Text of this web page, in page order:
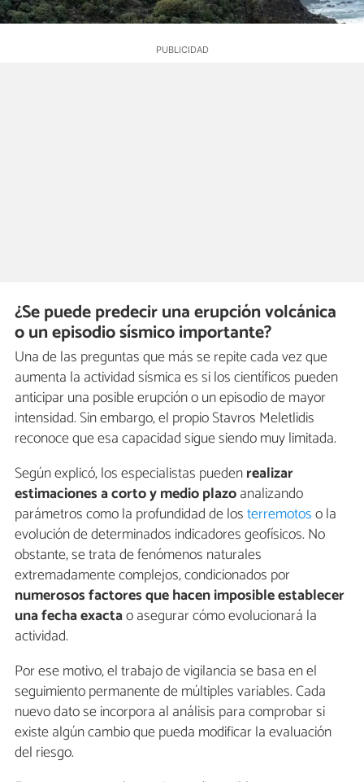
¿Se puede predecir una erupción volcánica
o un episodio sísmico importante?
Una de las preguntas que más se repite cada vez que
aumenta la actividad sísmica es si los científicos pueden
anticipar una posible erupción o un episodio de mayor
intensidad. Sin embargo, el propio Stavros Meletlidis
reconoce que esa capacidad sigue siendo muy limitada.
Según explicó, los especialistas puedenrealizar
estimaciones a corto y medio plazoanalizando
parámetros como la profundidad de losterremotoso la
evolución de determinados indicadores geofísicos. No
obstante, se trata de fenómenos naturales
extremadamente complejos, condicionados por
numerosos factores que hacen imposible establecer
una fecha exactao asegurar cómo evolucionará la
actividad.
Por ese motivo, el trabajo de vigilancia se basa en el
seguimiento permanente de múltiples variables. Cada
nuevo dato se incorpora al análisis para comprobar si
existe algún cambio que pueda modificar la evaluación
del riesgo.